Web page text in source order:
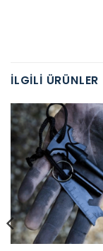
İLGILI ÜRÜNLER